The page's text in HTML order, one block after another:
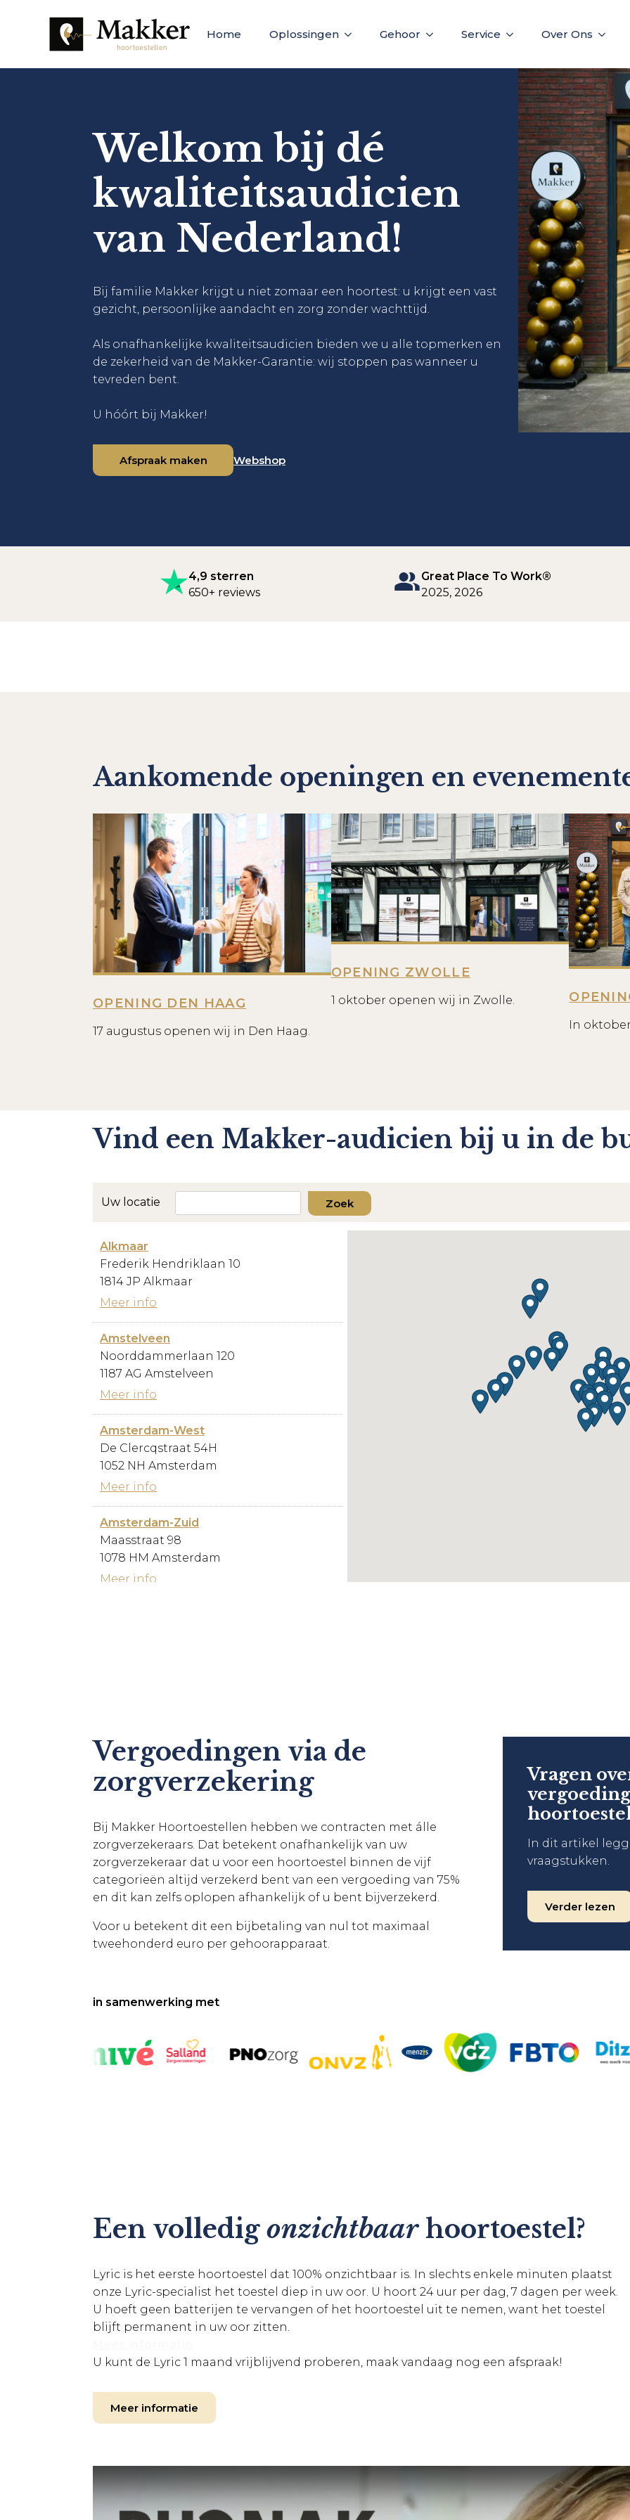
Home Oplossingen Gehoor Service Over Ons
Welkom bij dé
kwaliteitsaudicien
van Nederland!
Bij familie Makker krijgt u niet zomaar een hoortest: u krijgt een vast
gezicht, persoonlijke aandacht en zorg zonder wachttijd.
Als onafhankelijke kwaliteitsaudicien bieden we u alle topmerken en
de zekerheid van de Makker-Garantie: wij stoppen pas wanneer u
tevreden bent.
U hóórt bij Makker!
Afspraak maken Webshop
4,9 sterren
650+ reviews
Great Place To Work®
2025, 2026
Aankomende openingen en
OPENING DEN HAAG
17 augustus openen wij in Den Haag.
OPENING ZWOLLE
1 oktober openen wij in Zwolle.
In
Vind een Makker-audicien bij u in de
Uw locatie
Alkmaar
Frederik Hendriklaan 10
1814 JP Alkmaar
Meer info
Amstelveen
Noorddammerlaan 120
1187 AG Amstelveen
Meer info
Amsterdam-West
De Clercqstraat 54H
1052 NH Amsterdam
Meer info
Amsterdam-Zuid
Maasstraat 98
1078 HM Amsterdam
Meer info
1901 ED Castricum
Meer info
Den Haag (Open Q3 2026)
2582 BL Den Haag
Meer info
Deventer (Open Q4 2026)
7411 RL Deventer
Meer info
Kampweg 3
Meer info
3751 DE Bunschoten-Spakenburg
Meer info
Ermelo
De Enk 1
3851 NV Ermelo
Meer info
Hilversum
1216 JP Hilversum
Meer info
Concourslaan 53
2132 DJ Hoofddorp
Vergoedingen via de
zorgverzekering
Bij Makker Hoortoestellen hebben we contracten met álle
zorgverzekeraars. Dat betekent onafhankelijk van uw
zorgverzekeraar dat u voor een hoortoestel binnen de vijf
categorieën altijd verzekerd bent van een vergoeding van 75%
en dit kan zelfs oplopen afhankelijk of u bent bijverzekerd.
Voor u betekent dit een bijbetaling van nul tot maximaal
tweehonderd euro per gehoorapparaat.
Vragen
In dit artikel
vraagstukken.
Verder lezen
in samenwerking met
Een volledig onzichtbaarhoortoestel?
Lyric is het eerste hoortoestel dat 100% onzichtbaar is. In slechts enkele minuten plaatst
onze Lyric-specialist het toestel diep in uw oor. U hoort 24 uur per dag, 7 dagen per week.
U hoeft geen batterijen te vervangen of het hoortoestel uit te nemen, want het toestel
blijft permanent in uw oor zitten.
U kunt de Lyric 1 maand vrijblijvend proberen, maak vandaag nog een afspraak!
Meer informatie